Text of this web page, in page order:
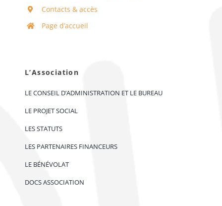
Contacts & accès
Page d’accueil
L’Association
LE CONSEIL D’ADMINISTRATION ET LE BUREAU
LE PROJET SOCIAL
LES STATUTS
LES PARTENAIRES FINANCEURS
LE BÉNÉVOLAT
DOCS ASSOCIATION